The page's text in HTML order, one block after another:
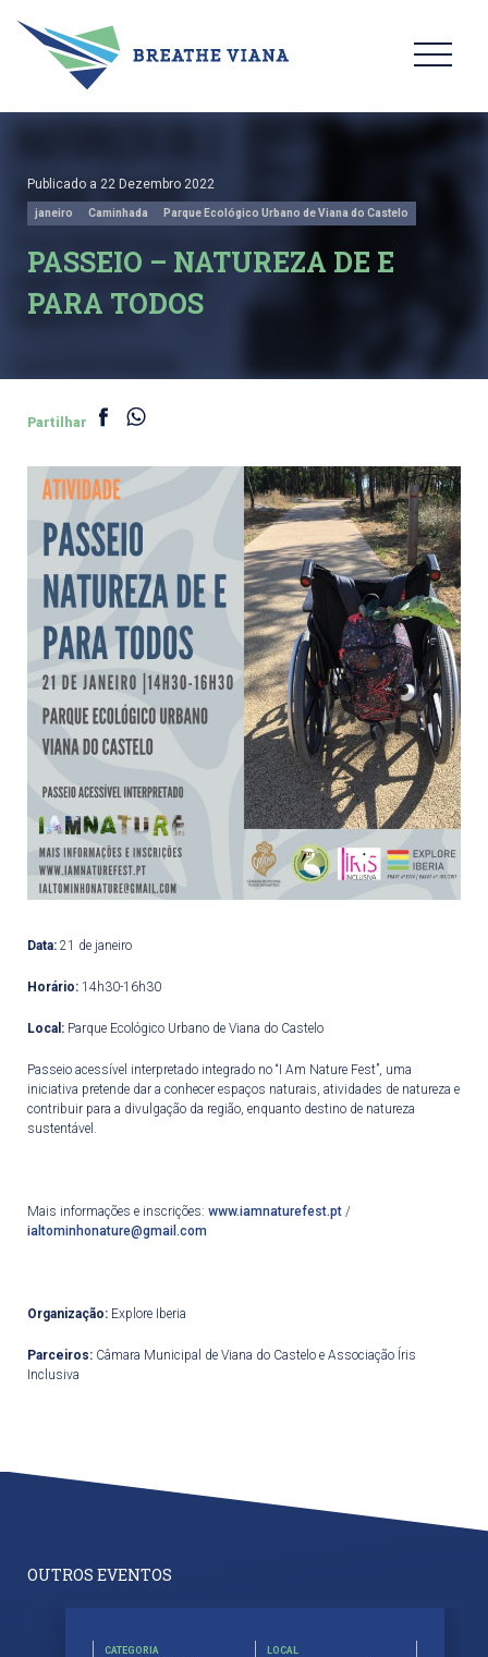
Publicado a 22 Dezembro 2022
janeiro Caminhada Parque Ecológico Urbano de Viana do Castelo
PASSEIO – NATUREZA DE E
PARA TODOS
Partilhar
Data: 21 de janeiro
Horário: 14h30-16h30
Local: Parque Ecológico Urbano de Viana do Castelo
Passeio acessível interpretado integrado no “I Am Nature Fest”, uma
iniciativa pretende dar a conhecer espaços naturais, atividades de natureza e
contribuir para a divulgação da região, enquanto destino de natureza
sustentável.
Mais informações e inscrições: www.iamnaturefest.pt /
ialtominhonature@gmail.com
Organização: Explore Iberia
Parceiros: Câmara Municipal de Viana do Castelo e Associação Íris
Inclusiva
OUTROS EVENTOS
CATEGORIA LOCAL